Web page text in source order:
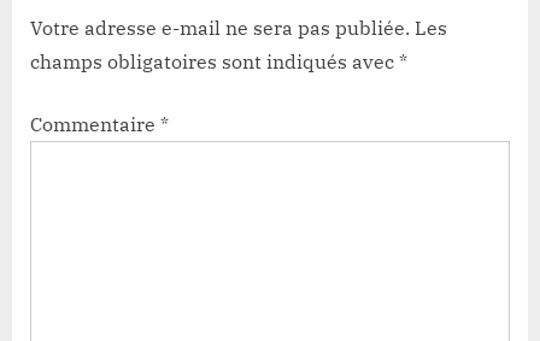
Votre adresse e-mail ne sera pas publiée. Les
champs obligatoires sont indiqués avec *
Commentaire *